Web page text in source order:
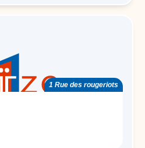
1 Rue des rougeriots